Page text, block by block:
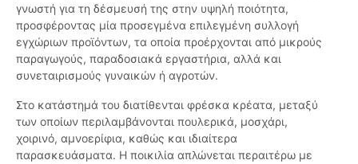
γνωστή για τη δέσμευσή της στην υψηλή ποιότητα,
προσφέροντας μία προσεγμένα επιλεγμένη συλλογή
εγχώριων προϊόντων, τα οποία προέρχονται από μικρούς
παραγωγούς, παραδοσιακά εργαστήρια, αλλά και
συνεταιρισμούς γυναικών ή αγροτών.
Στο κατάστημά του διατίθενται φρέσκα κρέατα, μεταξύ
των οποίων περιλαμβάνονται πουλερικά, μοσχάρι,
χοιρινό, αμνοερίφια, καθώς και ιδιαίτερα
παρασκευάσματα. Η ποικιλία απλώνεται περαιτέρω με